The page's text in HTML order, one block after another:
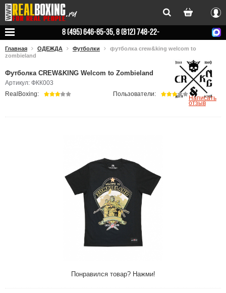
Вход
8 (495) 646-85-35, 8 (812) 748-22-
Главная ОДЕЖДА Футболки
футболка crew&king welcom to
zombieland
Футболка CREW&KING Welcom to Zombieland
Артикул: ФКК003
Понравился товар? Нажми!
RealBoxing: Пользователи:
Написать
отзыв